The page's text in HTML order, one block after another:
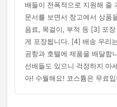
배들이 전폭적으로 지원해 줄
문서를 보면서 창고에서 상품
음료, 목걸이, 부적 등 [3] 포
게 포장됩니다. [4] 배송 우리
공항과 호텔에 제품을 배달합
선배들도 있으니 걱정하지 마
아! 수월해요! 코스튬은 무료